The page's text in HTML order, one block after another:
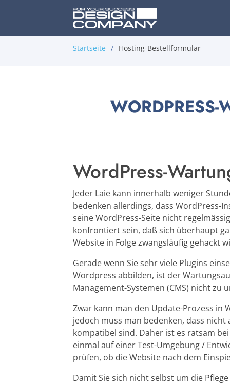
Startseite Hosting-Bestellformular
WORDPRESS-
WordPress-
Jeder Laie kann innerhalb weniger
bedenken allerdings, dass WordPress-
seine WordPress-Seite nicht
konfrontiert sein, daß sich überhaupt
Website in Folge zwangsläufig gehackt
Gerade wenn Sie sehr viele Plugins
Wordpress abbilden, ist der
Management-Systemen (CMS) nicht zu
Zwar kann man den Update-Prozess in
jedoch muss man bedenken, dass
kompatibel sind. Daher ist es ratsam
einmal auf einer Test-Umgebung /
prüfen, ob die Website nach dem
Damit Sie sich nicht selbst um die